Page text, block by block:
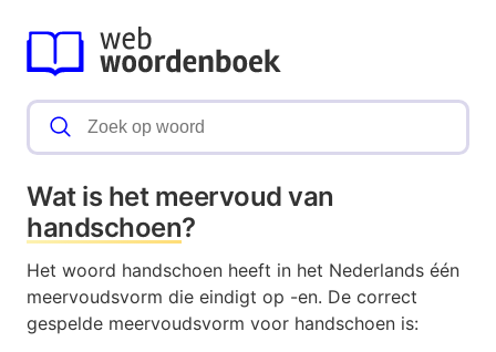
Wat is het meervoud van
handschoen?
Het woord handschoen heeft in het Nederlands één
meervoudsvorm die eindigt op -en. De correct
gespelde meervoudsvorm voor handschoen is: